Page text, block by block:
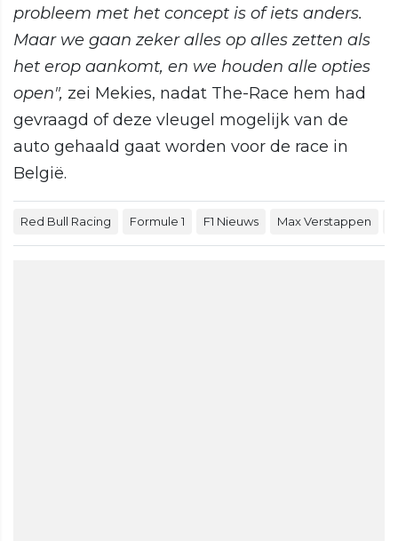
probleem met het concept is of iets anders.
Maar we gaan zeker alles op alles zetten als
het erop aankomt, en we houden alle opties
open", zei Mekies, nadat The-Race hem had
gevraagd of deze vleugel mogelijk van de
auto gehaald gaat worden voor de race in
België.
Red Bull Racing Formule 1 F1 Nieuws Max Verstappen